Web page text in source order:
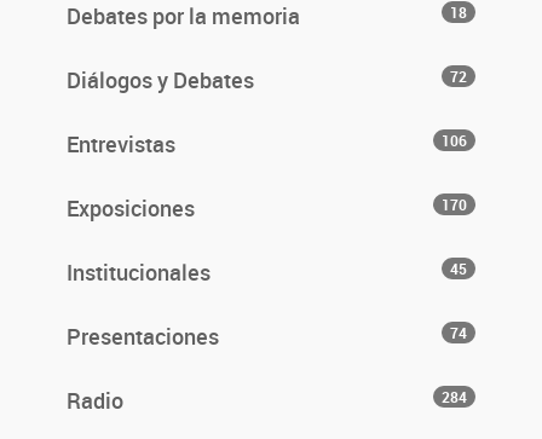
Debates por la memoria 18
Diálogos y Debates 72
Entrevistas 106
Exposiciones 170
Institucionales 45
Presentaciones 74
Radio 284